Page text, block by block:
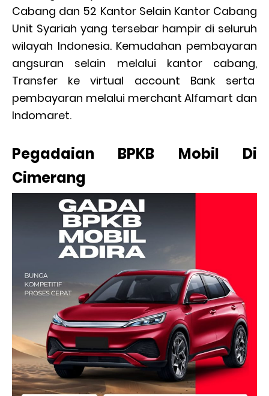
Cabang dan 52 Kantor Selain Kantor Cabang
Unit Syariah yang tersebar hampir di seluruh
wilayah Indonesia. Kemudahan pembayaran
angsuran selain melalui kantor cabang,
Transfer ke virtual account Bank serta
pembayaran melalui merchant Alfamart dan
Indomaret.
Pegadaian BPKB Mobil Di
Cimerang